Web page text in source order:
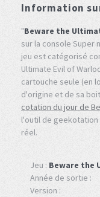
Information
"Beware the
sur la console Super
jeu est catégorisé
Ultimate Evil of
cartouche seule (en
d'origine et de sa
cotation du jour de
l'outil de geekotation
réel.
Jeu : Beware the
Année de sortie :
Version :